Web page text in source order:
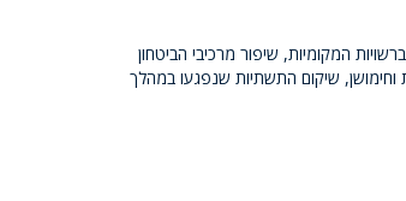
המקומיות, שיפור מרכיבי הביטחון
וחימושן, שיקום התשתיות שנפגעו במהלך